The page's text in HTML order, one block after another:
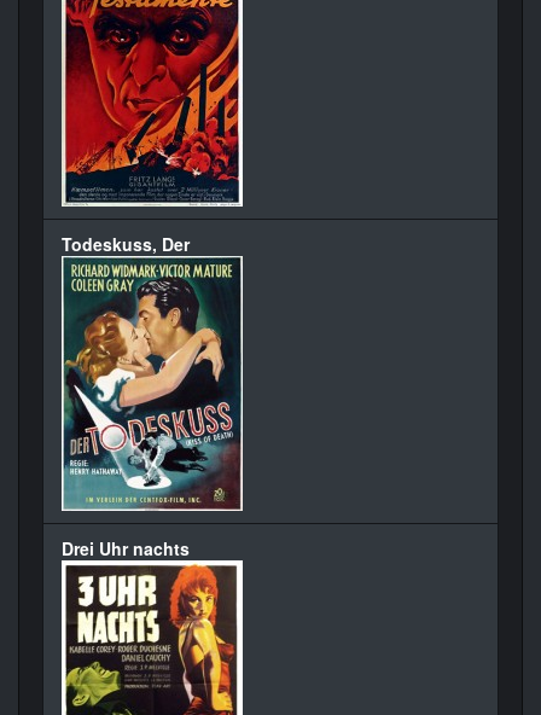
Todeskuss, Der
Drei Uhr nachts